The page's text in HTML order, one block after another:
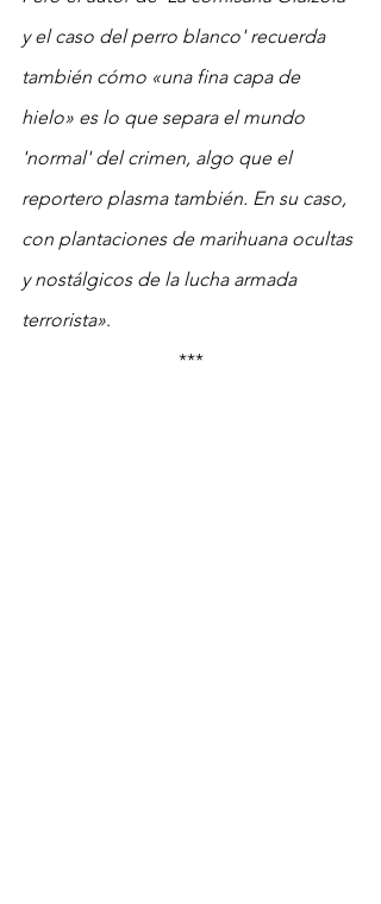
y el caso del perro blanco' recuerda
también cómo «una fina capa de
hielo» es lo que separa el mundo
'normal' del crimen, algo que el
reportero plasma también. En su caso,
con plantaciones de marihuana ocultas
y nostálgicos de la lucha armada
terrorista».
***